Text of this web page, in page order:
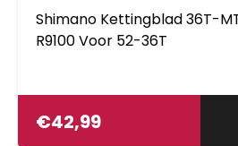
Shimano Kettingblad 36T-
R9100 Voor 52-36T
€42,99